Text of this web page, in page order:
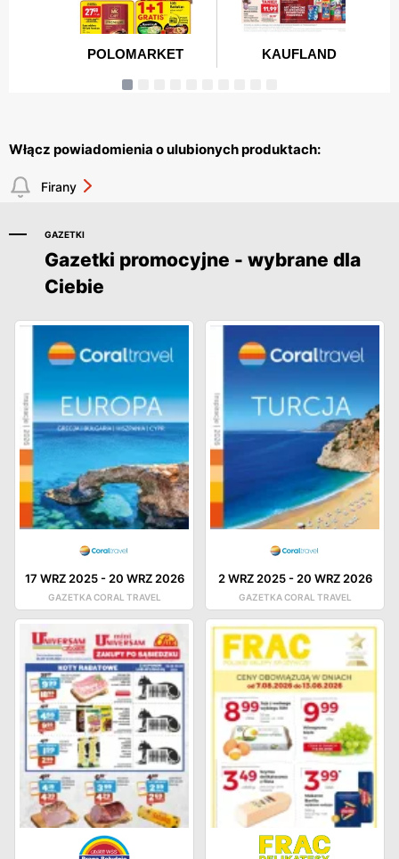
Włącz powiadomienia o ulubionych produktach:
Firany
GAZETKI
Gazetki promocyjne - wybrane dla
Ciebie
17 WRZ 2025- 20 WRZ 2026
GAZETKA CORAL TRAVEL
2 WRZ 2025- 20 WRZ 2026
GAZETKA CORAL TRAVEL